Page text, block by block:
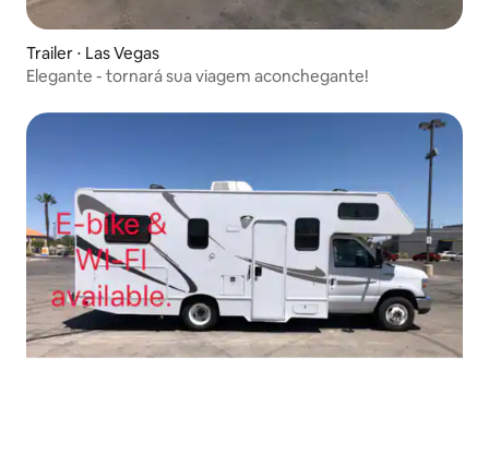
Trailer ⋅ Las Vegas
Elegante - tornará sua viagem aconchegante!